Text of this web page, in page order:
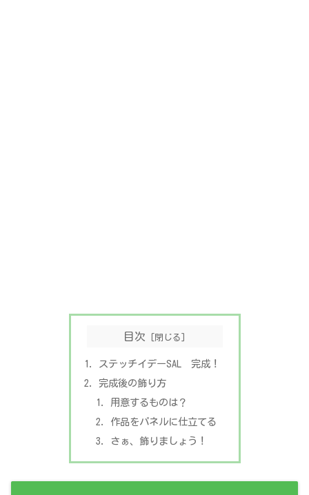
目次
ステッチイデーSAL 完成！
完成後の飾り方
用意するものは？
作品をパネルに仕立てる
さぁ、飾りましょう！